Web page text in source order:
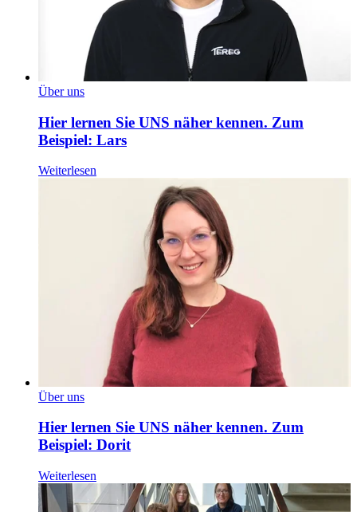
Über uns
Hier lernen Sie UNS näher kennen. Zum
Beispiel: Lars
Weiterlesen
Über uns
Hier lernen Sie UNS näher kennen. Zum
Beispiel: Dorit
Weiterlesen